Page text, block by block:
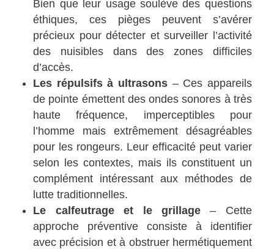
Bien que leur usage soulève des questions
éthiques, ces pièges peuvent s’avérer
précieux pour détecter et surveiller l’activité
des nuisibles dans des zones difficiles
d’accès.
Les répulsifs à ultrasons – Ces appareils
de pointe émettent des ondes sonores à très
haute fréquence, imperceptibles pour
l’homme mais extrêmement désagréables
pour les rongeurs. Leur efficacité peut varier
selon les contextes, mais ils constituent un
complément intéressant aux méthodes de
lutte traditionnelles.
Le calfeutrage et le grillage– Cette
approche préventive consiste à identifier
avec précision et à obstruer hermétiquement